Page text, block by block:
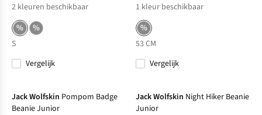
2 kleuren beschikbaar
%
%
S
Vergelijk
1 kleur beschikbaar
%
53 CM
Vergelijk
-40%
Jack Wolfskin Pompom Badge
Beanie Junior
-50%
Jack Wolfskin Night Hiker Beanie
Junior